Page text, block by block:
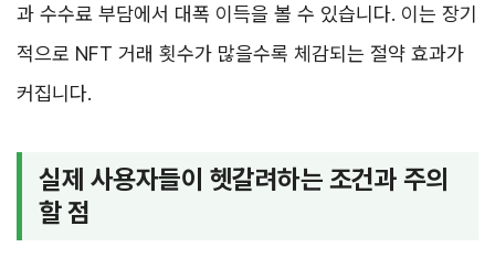
과 수수료 부담에서 대폭 이득을 볼 수 있습니다. 이는 장기
적으로 NFT 거래 횟수가 많을수록 체감되는 절약 효과가
커집니다.
실제 사용자들이 헷갈려하는 조건과 주의
할 점